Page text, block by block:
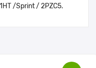
/Sprint / 2PZC5.